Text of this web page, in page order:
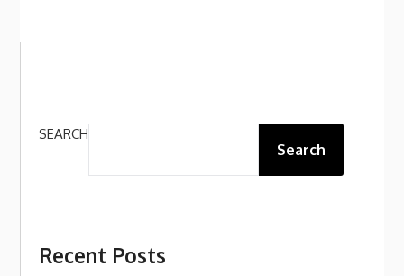
SEARCH
Search
Recent Posts